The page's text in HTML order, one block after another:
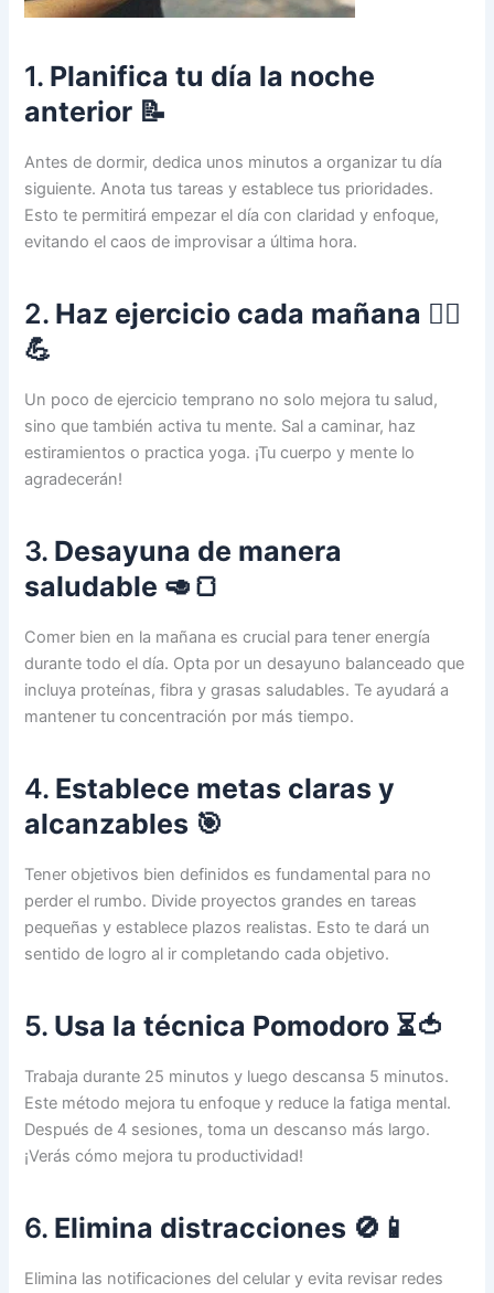
1. Planifica tu día la noche
anterior 📝
Antes de dormir, dedica unos minutos a organizar tu día
siguiente. Anota tus tareas y establece tus prioridades.
Esto te permitirá empezar el día con claridad y enfoque,
evitando el caos de improvisar a última hora.
2. Haz ejercicio cada mañana 🏃‍♂️
💪
Un poco de ejercicio temprano no solo mejora tu salud,
sino que también activa tu mente. Sal a caminar, haz
estiramientos o practica yoga. ¡Tu cuerpo y mente lo
agradecerán!
3. Desayuna de manera
saludable 🥑🍞
Comer bien en la mañana es crucial para tener energía
durante todo el día. Opta por un desayuno balanceado que
incluya proteínas, fibra y grasas saludables. Te ayudará a
mantener tu concentración por más tiempo.
4. Establece metas claras y
alcanzables 🎯
Tener objetivos bien definidos es fundamental para no
perder el rumbo. Divide proyectos grandes en tareas
pequeñas y establece plazos realistas. Esto te dará un
sentido de logro al ir completando cada objetivo.
5. Usa la técnica Pomodoro ⏳🍅
Trabaja durante 25 minutos y luego descansa 5 minutos.
Este método mejora tu enfoque y reduce la fatiga mental.
Después de 4 sesiones, toma un descanso más largo.
¡Verás cómo mejora tu productividad!
6. Elimina distracciones 🚫📱
Elimina las notificaciones del celular y evita revisar redes